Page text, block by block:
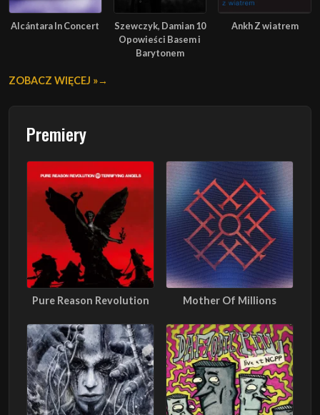
Alcántara In Concert
Szewczyk, Damian 10
Opowieści Basem i
Barytonem
Ankh Z wiatrem
ZOBACZ WIĘCEJ »
Premiery
Pure Reason Revolution Mother Of Millions